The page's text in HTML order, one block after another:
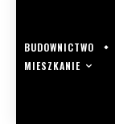
BUDOWNICTWO
MIESZKANIE